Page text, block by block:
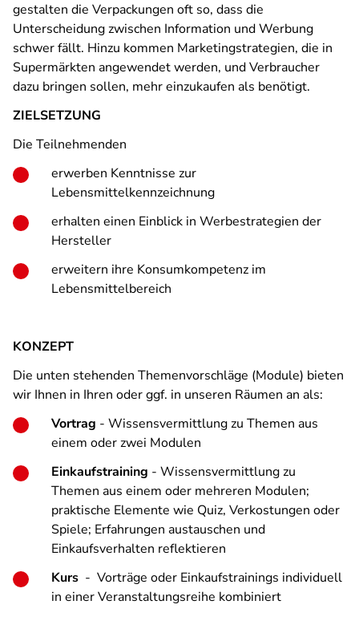
gestalten die Verpackungen oft so, dass die
Unterscheidung zwischen Information und Werbung
schwer fällt. Hinzu kommen Marketingstrategien, die in
Supermärkten angewendet werden, und Verbraucher
dazu bringen sollen, mehr einzukaufen als benötigt.
ZIELSETZUNG
Die Teilnehmenden
erwerben Kenntnisse zur
Lebensmittelkennzeichnung
erhalten einen Einblick in Werbestrategien der
Hersteller
erweitern ihre Konsumkompetenz im
Lebensmittelbereich
KONZEPT
Die unten stehenden Themenvorschläge (Module) bieten
wir Ihnen in Ihren oder ggf. in unseren Räumen an als:
Vortrag - Wissensvermittlung zu Themen aus
einem oder zwei Modulen
Einkaufstraining - Wissensvermittlung zu
Themen aus einem oder mehreren Modulen;
praktische Elemente wie Quiz, Verkostungen oder
Spiele; Erfahrungen austauschen und
Einkaufsverhalten reflektieren
Kurs - Vorträge oder Einkaufstrainings individuell
in einer Veranstaltungsreihe kombiniert